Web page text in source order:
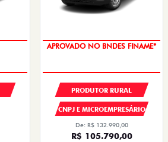
APROVADO NO BNDES FINAME*
PRODUTOR RURAL
CNPJ E MICROEMPRESÁRIO
De: R$ 132.990,00
R$ 105.790,00